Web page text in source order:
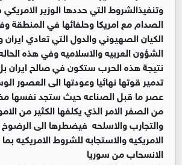
وتنفيذالشروط التي حددها الوزير
الصدام مع امريكا وحلفائها في المنطقة
الكيان الصهيوني والدول التي تعادي
الشؤون العربيه والاسلاميه وفي هذه
نتيجة هذه الحرب ستكون في صالح ايران
تدمير قوتها نهائيا وعودتها الى العصور
عصر ما قبل الصناعه حيث ستجد نفسها
من الصفر الامر الذي يكلفها الكثير من
والتجارب والاسلحه فيضطرها الى
الامريكيه والاستجابه للشروط الامريكيه
الانسحاب من سوريا